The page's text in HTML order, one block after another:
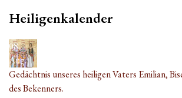
Heiligenkalender
08
Aug.
Gedächtnis unseres heiligen Vaters Emilian,
des Bekenners.